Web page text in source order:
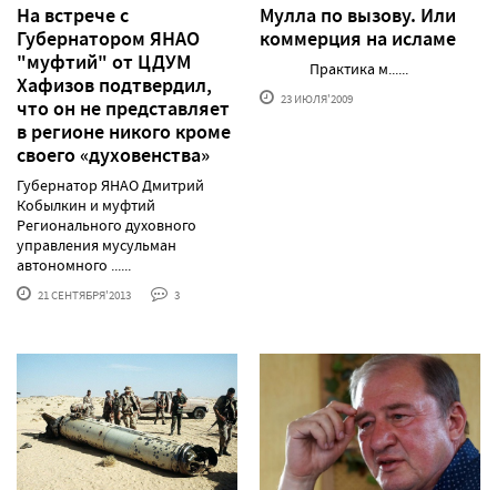
На встрече с
Губернатором ЯНАО
"муфтий" от ЦДУМ
Хафизов подтвердил,
что он не представляет
в регионе никого кроме
своего «духовенства»
Губернатор ЯНАО Дмитрий
Кобылкин и муфтий
Регионального духовного
управления мусульман
автономного ......
21 СЕНТЯБРЯ'2013 3
Мулла по вызову. Или
коммерция на исламе
Практика м......
23 ИЮЛЯ'2009